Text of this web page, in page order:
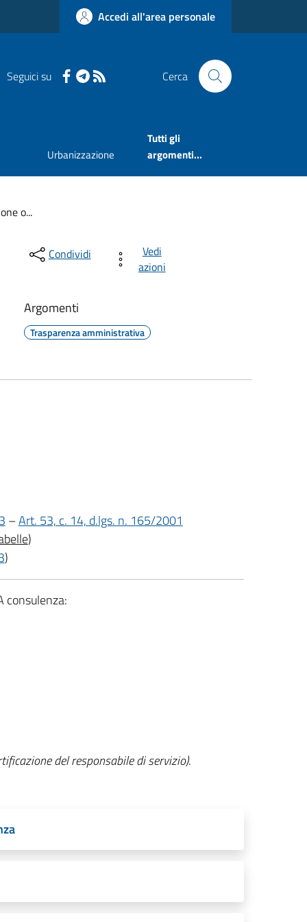
Accedi all'area personale
Seguici su Cerca
Urbanizzazione
Tutti gli
argomenti...
o...
Condividi
Vedi
azioni
Argomenti
Trasparenza amministrativa
–Art. 53, c. 14, d.lgs. n. 165/2001
)
)
consulenza:
del responsabile di servizio).